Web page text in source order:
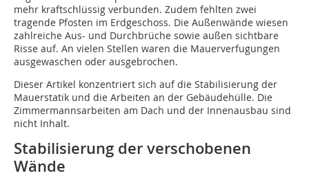
mehr kraftschlüssig verbunden. Zudem fehlten zwei
tragende Pfosten im Erdgeschoss. Die Außenwände wiesen
zahlreiche Aus- und Durchbrüche sowie außen sichtbare
Risse auf. An vielen Stellen waren die Mauerverfugungen
ausgewaschen oder ausgebrochen.
Dieser Artikel konzentriert sich auf die Stabilisierung der
Mauerstatik und die Arbeiten an der Gebäudehülle. Die
Zimmermannsarbeiten am Dach und der Innenausbau sind
nicht Inhalt.
Stabilisierung der verschobenen
Wände